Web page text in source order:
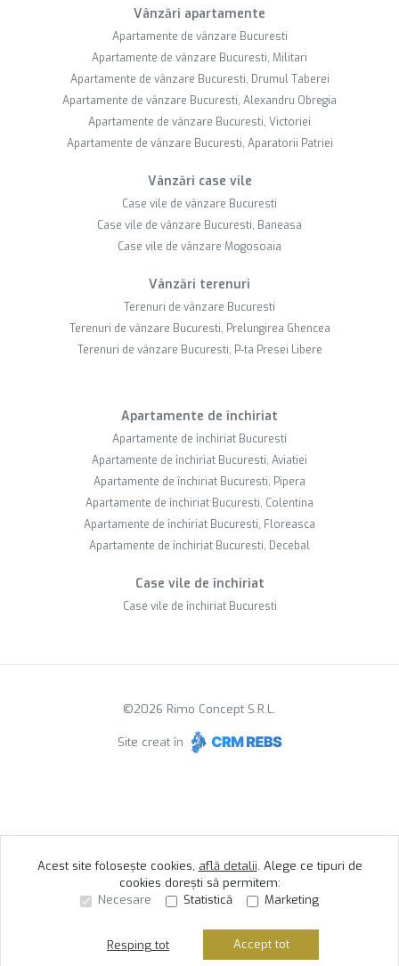
Sună acum Solicită vizionare
Vânzări apartamente
Apartamente de vânzare Bucuresti
Apartamente de vânzare Bucuresti, Militari
Apartamente de vânzare Bucuresti, Drumul Taberei
Apartamente de vânzare Bucuresti, Alexandru Obregia
Apartamente de vânzare Bucuresti, Victoriei
Apartamente de vânzare Bucuresti, Aparatorii Patriei
Vânzări case vile
Case vile de vânzare Bucuresti
Case vile de vânzare Bucuresti, Baneasa
Case vile de vânzare Mogosoaia
Vânzări terenuri
Terenuri de vânzare Bucuresti
Terenuri de vânzare Bucuresti, Prelungirea Ghencea
Terenuri de vânzare Bucuresti, P-ta Presei Libere
Apartamente de închiriat
Apartamente de închiriat Bucuresti
Apartamente de închiriat Bucuresti, Aviatiei
Apartamente de închiriat Bucuresti, Pipera
Apartamente de închiriat Bucuresti, Colentina
Apartamente de închiriat Bucuresti, Floreasca
Apartamente de închiriat Bucuresti, Decebal
Case vile de închiriat
Case vile de închiriat Bucuresti
©2026 Rimo Concept S.R.L.
Site creat în
Acest site folosește cookies, află detalii. Alege ce tipuri de
cookies dorești să permitem:
Necesare
Statistică Marketing
Resping tot Accept tot